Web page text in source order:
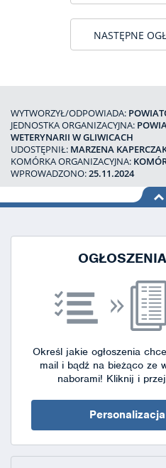
NASTĘPNE
WYTWORZYŁ/ODPOWIADA:
JEDNOSTKA ORGANIZACYJNA:
WETERYNARII W GLIWICACH
UDOSTĘPNIŁ: MARZENA
KOMÓRKA ORGANIZACYJNA:
WPROWADZONO:25.11.2024
na
Określ jakie ogłoszenia
mail i bądź na bieżąco ze
naborami! Kliknij i